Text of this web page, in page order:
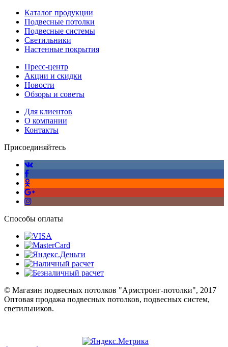
Каталог продукции
Подвесные потолки
Подвесные системы
Светильники
Настенные покрытия
Пресс-центр
Акции и скидки
Новости
Обзоры и советы
Для клиентов
О компании
Контакты
Присоединяйтесь
Способы оплаты
© Магазин подвесных потолков "Армстронг-потолки", 2017
Оптовая продажа подвесных потолков, подвесных систем,
светильников.